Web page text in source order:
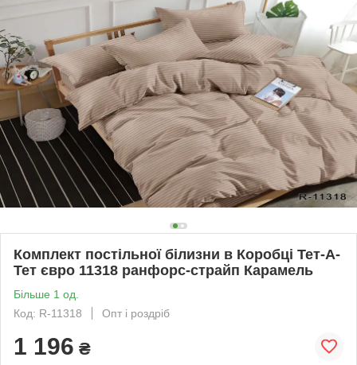
Комплект постільної білизни в Коробці Тет-А-
Тет євро 11318 ранфорс-страйп Карамель
Більше 1 од.
Код: R-11318
Опт і роздріб
1 196 ₴